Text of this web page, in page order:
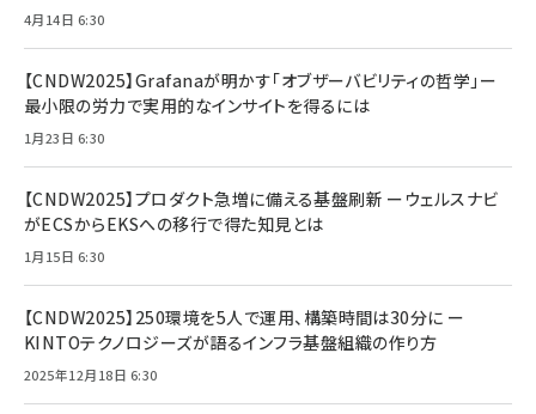
4月14日 6:30
【CNDW2025】Grafanaが明かす「オブザーバビリティの哲学」ー
最小限の労力で実用的なインサイトを得るには
1月23日 6:30
【CNDW2025】プロダクト急増に備える基盤刷新 ーウェルスナビ
がECSからEKSへの移行で得た知見とは
1月15日 6:30
【CNDW2025】250環境を5人で運用、構築時間は30分に ー
KINTOテクノロジーズが語るインフラ基盤組織の作り方
2025年12月18日 6:30